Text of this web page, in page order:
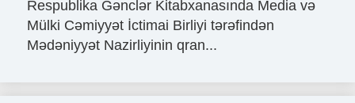
Respublika Gənclər Kitabxanasında Media və
Mülki Cəmiyyət İctimai Birliyi tərəfindən
Mədəniyyət Nazirliyinin qran...